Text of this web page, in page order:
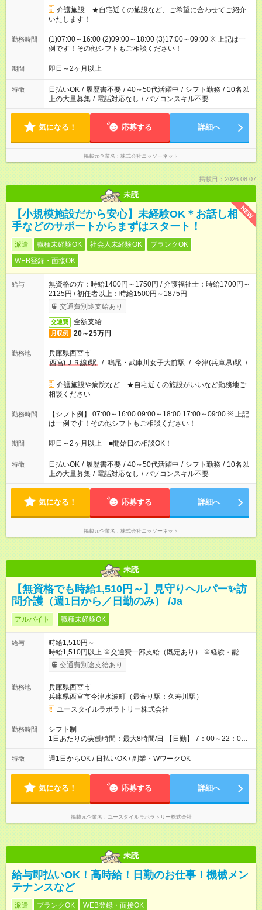
介護施設 ★自宅近くの施設など、ご希望に合わせてご紹介
いたします！
勤務時間
(1)07:00～16:00 (2)09:00～18:00 (3)17:00～09:00 ※ 上記は一
例です！その他シフトもご相談ください！
期間 即日～2ヶ月以上
特徴 日払いOK / 履歴書不要 / 40～50代活躍中 / シフト勤務 / 10名以
上の大量募集 / 電話対応なし / パソコンスキル不要
気になる！ 応募する 詳細へ
掲載元企業名 株式会社ニッソーネット
掲載日：2026.08.07
未読
NEW
【小規模施設だから安心】未経験OK＊お話し相
手などのサポートからまずはスタート！
派遣 職種未経験OK 社会人未経験OK
ブランクOK
WEB登録・面接OK
給与
無資格の方：時給1400円～1750円 / 介護福祉士：時給1700円～
2125円 / 初任者以上：時給1500円～1875円
交通費別途支給あり
交通費 全額支給
月収例 20～25万円
勤務地
兵庫県西宮市
西宮(ＪＲ線)駅
/ 鳴尾・武庫川女子大前駅 / 今津(兵庫県)駅 /
…
介護施設や病院など ★自宅近くの施設がいいなど勤務地ご
相談ください
勤務時間
【シフト例】 07:00～16:00 09:00～18:00 17:00～09:00 ※ 上記
は一例です！その他シフトもご相談ください！
期間 即日～2ヶ月以上 ■開始日の相談OK！
特徴 日払いOK / 履歴書不要 / 40～50代活躍中 / シフト勤務 / 10名以
上の大量募集 / 電話対応なし / パソコンスキル不要
気になる！ 応募する 詳細へ
掲載元企業名 株式会社ニッソーネット
未読
【無資格でも時給1,510円～】見守りヘルパー✨訪
問介護（週1日から／日勤のみ） /Ja
アルバイト 職種未経験OK
給与
時給1,510円～
時給1,510円以上 ※交通費一部支給（既定あり） ※経験・能力を
考慮して決定します 【収入例】 週1回勤務の場合：1,510円×8時
間×4回=4万8,320円 週3回勤務の場合：1,510円×8時間×12回
1,600円 【試用期間】試用期間あり 試用期間の長さ：2ヶ月
※ 雇用形態と給与に、本採用時と異なる部分があります。 雇用
形態：本採用時と同じです。 給与：時給 1,120円以上
交通費別途支給あり
勤務地
兵庫県西宮市
兵庫県西宮市今津水波町（最寄り駅：久寿川駅）
ユースタイルラボラトリー株式会社
勤務時間
シフト制
1日あたりの実働時間：最大8時間/日 【日勤】 7：00～22：00
の間で8時間勤務（休憩時間は法定通り） ※週1日～OK ／ 夜勤
なし ＊＊ 勤務時間例 ＊＊ ■8時から17時 ■9時から18時 ■10
定（毎週同じ曜日勤務）
特徴 週1日からOK / 日払いOK / 副業・WワークOK
気になる！ 応募する 詳細へ
掲載元企業名 ユースタイルラボラトリー株式会社
未読
給与即払いOK！高時給！日勤のお仕事！機械メン
テナンスなど
派遣 ブランクOK WEB登録・面接OK